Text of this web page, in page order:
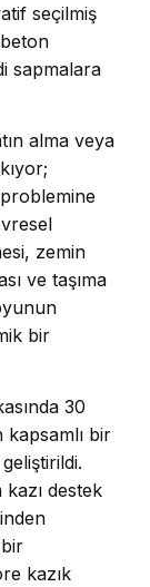
seçilmiş
sapmalara
alma veya
zemin
ve taşıma
bir
30
kapsamlı bir
destek
kazık